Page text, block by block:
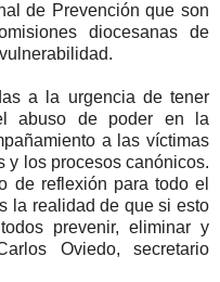
de Prevención que son
diocesanas de
a la urgencia de tener
abuso de poder en la
a las víctimas
y los procesos canónicos.
de reflexión para todo el
la realidad de que si esto
prevenir, eliminar y
Oviedo, secretario